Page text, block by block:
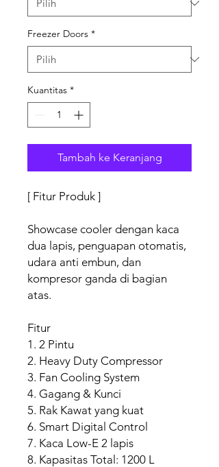
Freezer Doors *
Kuantitas *
Tambah ke Keranjang
[ Fitur Produk ]
Showcase cooler dengan kaca
dua lapis, penguapan otomatis,
udara anti embun, dan
kompresor ganda di bagian
atas.
Fitur
1. 2 Pintu
2. Heavy Duty Compressor
3. Fan Cooling System
4. Gagang & Kunci
5. Rak Kawat yang kuat
6. Smart Digital Control
7. Kaca Low-E 2 lapis
8. Kapasitas Total: 1200 L